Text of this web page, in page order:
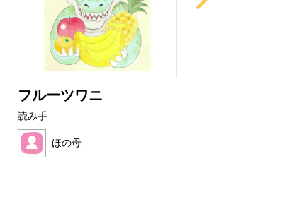
フルーツワニ
読み手
ほの母